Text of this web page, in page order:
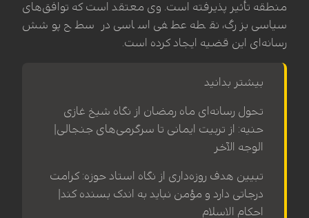
منطقه تأثیر پذیرفته است. وی معتقد است که توافق‌های
سیاسی بزرگ، نقطه عطفی اساسی در سطح پوشش
رسانه‌ای این قضیه ایجاد کرده است.
بیشتر بدانید
تحول رسانه‌ای ماه رمضان از نگاه شیخ غازی
حنیه: از تربیت ایمانی تا سرگرمی‌های جنجالی|
الوجه الآخر
تبیین هدف روزه‌داری از نگاه استاد حوزه: کرامت
درجاتی دارد و مؤمن نباید به اندک بسنده کند|
احکام الاسلام